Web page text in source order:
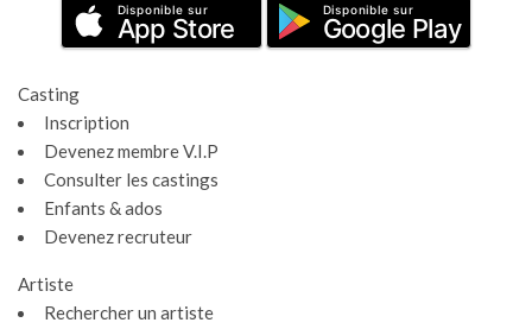
Disponible sur
App Store
Disponible sur
Google Play
Casting
Inscription
Devenez membre V.I.P
Consulter les castings
Enfants & ados
Devenez recruteur
Artiste
Rechercher un artiste